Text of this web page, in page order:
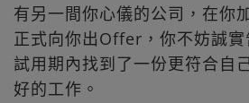
有另一間你心儀的公司，在你
正式向你出Offer，你不妨誠
試用期內找到了一份更符合自
好的工作。